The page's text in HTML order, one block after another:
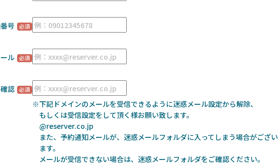
号
ル
認
※下記ドメインのメールを受信できるように迷惑メール設定から解除、
もしくは受信設定をして頂く様お願い致します。
@reserver.co.jp
また、予約通知メールが、迷惑メールフォルダに入ってしまう場合がござい
ます。
メールが受信できない場合は、迷惑メールフォルダをご確認ください。